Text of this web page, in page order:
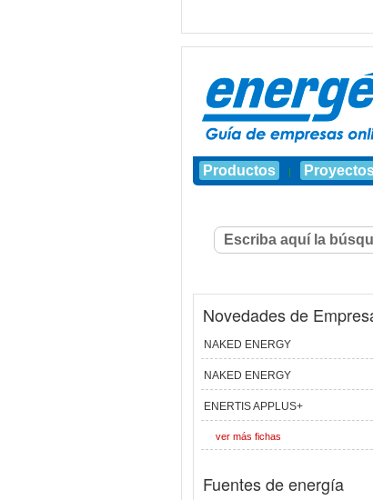
Productos |
Novedades de
NAKED ENERGY
NAKED ENERGY
ENERTIS APPLUS+
ver más fichas
Fuentes de energía